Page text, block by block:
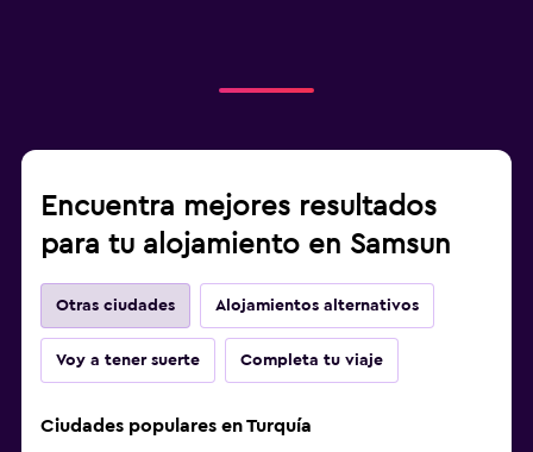
Encuentra mejores resultados
para tu alojamiento en Samsun
Otras ciudades Alojamientos alternativos
Voy a tener suerte Completa tu viaje
Ciudades populares en Turquía